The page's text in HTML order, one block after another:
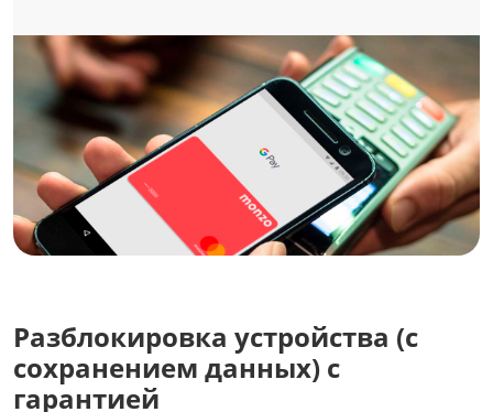
Разблокировка устройства (с
сохранением данных) с
гарантией